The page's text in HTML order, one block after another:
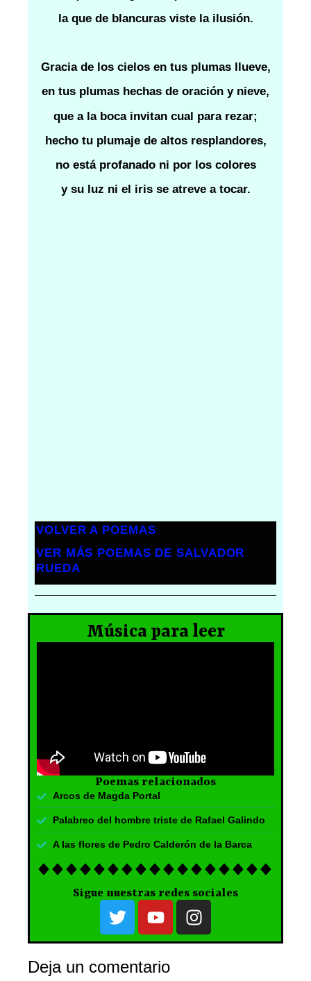
la que de blancuras viste la ilusión.
Gracia de los cielos en tus plumas llueve,
en tus plumas hechas de oración y nieve,
que a la boca invitan cual para rezar;
hecho tu plumaje de altos resplandores,
no está profanado ni por los colores
y su luz ni el iris se atreve a tocar.
VOLVER A POEMAS
VER MÁS POEMAS DE SALVADOR
RUEDA
Música para leer
Poemas relacionados
Arcos de Magda Portal
Palabreo del hombre triste de Rafael Galindo
A las flores de Pedro Calderón de la Barca
Sigue nuestras redes sociales
Deja un comentario